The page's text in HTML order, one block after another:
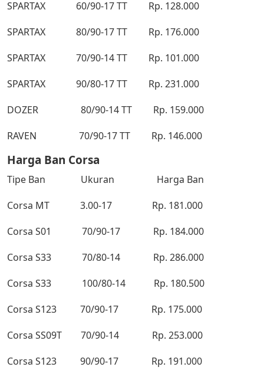
SPARTAX 60/90-17 TT Rp. 128.000
SPARTAX 80/90-17 TT Rp. 176.000
SPARTAX 70/90-14 TT Rp. 101.000
SPARTAX 90/80-17 TT Rp. 231.000
DOZER 80/90-14 TT Rp. 159.000
RAVEN 70/90-17 TT Rp. 146.000
Harga Ban Corsa
Tipe Ban Ukuran Harga Ban
Corsa MT 3.00-17 Rp. 181.000
Corsa S01 70/90-17 Rp. 184.000
Corsa S33 70/80-14 Rp. 286.000
Corsa S33 100/80-14 Rp. 180.500
Corsa S123 70/90-17 Rp. 175.000
Corsa SS09T 70/90-14 Rp. 253.000
Corsa S123 90/90-17 Rp. 191.000